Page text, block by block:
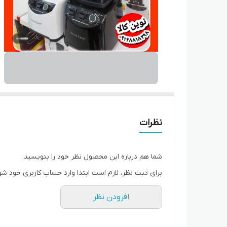
نظرات
شما هم درباره این محصول نظر خود را بنویسید.
برای ثبت نظر، لازم است ابتدا وارد حساب کاربری خود
افزودن نظر